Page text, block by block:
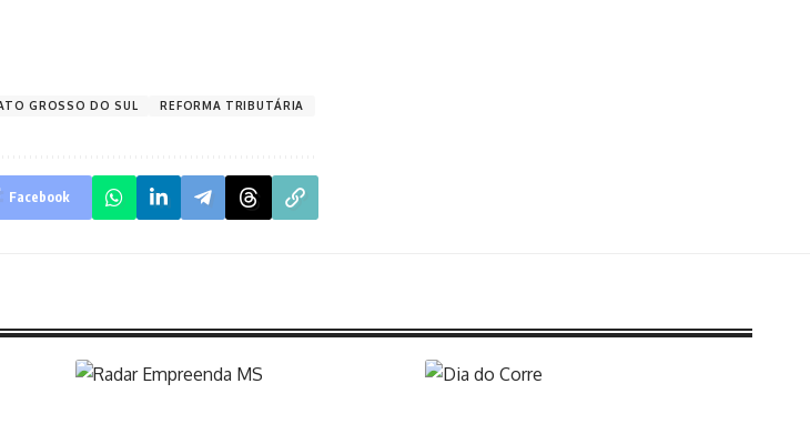
GROSSO DO SUL REFORMA TRIBUTÁRIA
Facebook